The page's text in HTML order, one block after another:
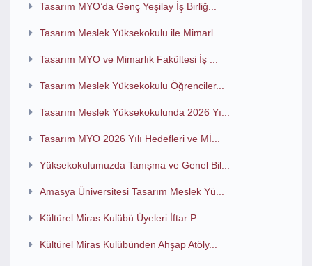
Tasarım MYO’da Genç Yeşilay İş Birliğ...
Tasarım Meslek Yüksekokulu ile Mimarl...
Tasarım MYO ve Mimarlık Fakültesi İş ...
Tasarım Meslek Yüksekokulu Öğrenciler...
Tasarım Meslek Yüksekokulunda 2026 Yı...
Tasarım MYO 2026 Yılı Hedefleri ve Mİ...
Yüksekokulumuzda Tanışma ve Genel Bil...
Amasya Üniversitesi Tasarım Meslek Yü...
Kültürel Miras Kulübü Üyeleri İftar P...
Kültürel Miras Kulübünden Ahşap Atöly...